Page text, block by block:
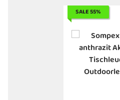
SALE 55%